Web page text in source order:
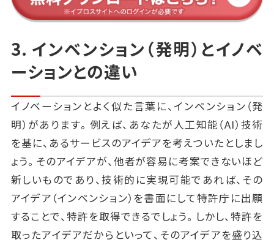
3. インベンション（発明）とイノベ
ーションとの違い
イノベーションとよく似た言葉に、インベンション（発
明）があります。例えば、あなたが人工知能（AI）技術
を基に、あるサービスのアイデアを考えついたとしまし
ょう。そのアイデアが、他者が容易に考案できないほど
新しいものであり、技術的に実現可能であれば、その
アイデア（インベンション）を書面にして特許庁に出願
することで、特許を取得できるでしょう。しかし、特許を
取ったアイデアだからといって、そのアイデアを盛り込